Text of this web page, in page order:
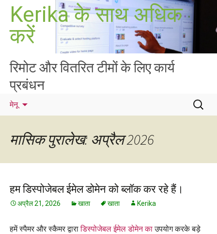
सामग्री
जाएं
Kerika के साथ अधिक
करें
रिमोट और वितरित टीमों के लिए कार्य
प्रबंधन
मेनू
निम्न
को
मासिक पुरालेख: अप्रैल 2026
हम डिस्पोजेबल ईमेल डोमेन को ब्लॉक कर रहे हैं।
अप्रैल 21, 2026 खाता खाता Kerika
हमें स्पैमर और स्कैमर द्वाराडिस्पोजेबल ईमेल डोमेन काउपयोग करके बड़े